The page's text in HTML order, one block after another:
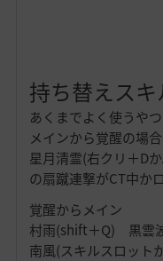
持ち替えス
あくまでよく使うやつ
メインから覚醒の場合
星月清霊(右クリ＋
の扇蹴連撃がCT中か
覚醒からメイン
村雨(shift＋Q) 黒
南風(スキルスロット